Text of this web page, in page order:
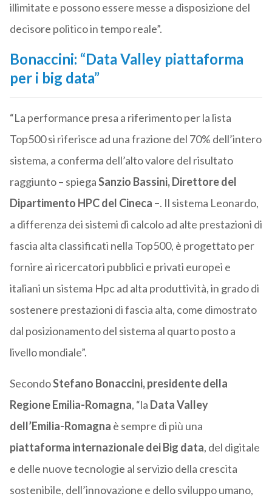
illimitate e possono essere messe a disposizione del
decisore politico in tempo reale”.
Bonaccini: “Data Valley piattaforma
per i big data”
“La performance presa a riferimento per la lista
Top500 si riferisce ad una frazione del 70% dell’intero
sistema, a conferma dell’alto valore del risultato
raggiunto – spiegaSanzio Bassini, Direttore del
Dipartimento HPC del Cineca –. Il sistema Leonardo,
a differenza dei sistemi di calcolo ad alte prestazioni di
fascia alta classificati nella Top500, è progettato per
fornire ai ricercatori pubblici e privati europei e
italiani un sistema Hpc ad alta produttività, in grado di
sostenere prestazioni di fascia alta, come dimostrato
dal posizionamento del sistema al quarto posto a
livello mondiale”.
SecondoStefano Bonaccini, presidente della
Regione Emilia-Romagna, “la Data Valley
dell’Emilia-Romagna è sempre di più una
piattaforma internazionale dei Big data, del digitale
e delle nuove tecnologie al servizio della crescita
sostenibile, dell’innovazione e dello sviluppo umano,